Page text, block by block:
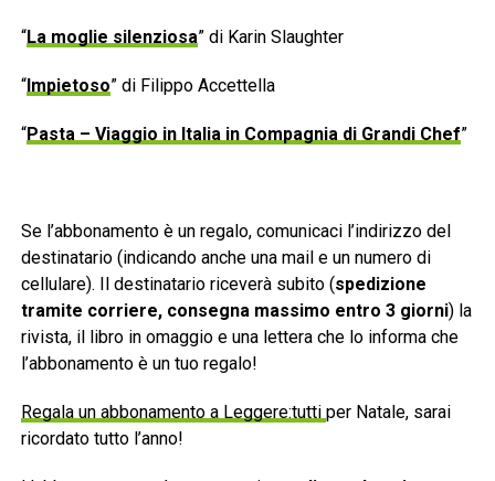
“La moglie silenziosa” di Karin Slaughter
“Impietoso” di Filippo Accettella
“Pasta – Viaggio in Italia in Compagnia di Grandi Chef”
Se l’abbonamento è un regalo, comunicaci l’indirizzo del
destinatario (indicando anche una mail e un numero di
cellulare). Il destinatario riceverà subito (spedizione
tramite corriere, consegna massimo entro 3 giorni) la
rivista, il libro in omaggio e una lettera che lo informa che
l’abbonamento è un tuo regalo!
Regala un abbonamento a Leggere:tutti per Natale, sarai
ricordato tutto l’anno!